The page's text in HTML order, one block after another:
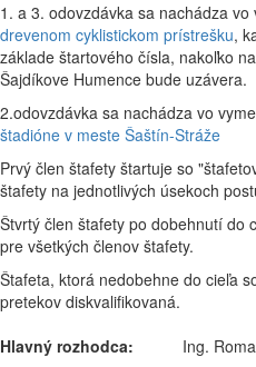
1. a 3. odovzdávka sa nachádza
drevenom cyklistickom prístrešku,
základe štartového čísla, nakoľko
Šajdíkove Humence bude uzávera.
2.odovzdávka sa nachádza vo
štadióne v meste Šaštín-Stráže
Prvý člen štafety štartuje so
štafety na jednotlivých úsekoch
Štvrtý člen štafety po dobehnutí do
pre všetkých členov štafety.
Štafeta, ktorá nedobehne do cieľa
pretekov diskvalifikovaná.
Hlavný rozhodca: Ing. Roman